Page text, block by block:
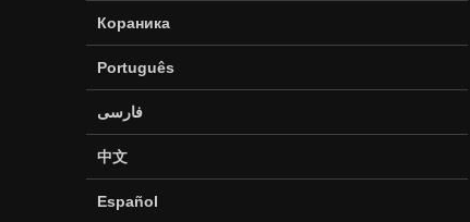
Кораника
Português
فارسی
中文
Español